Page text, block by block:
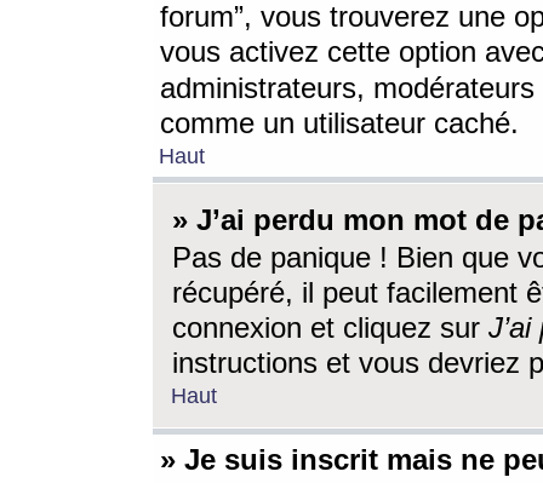
forum”, vous trouverez une
vous activez cette option
administrateurs,
comme un utilisateur caché.
Haut
» J’ai perdu mon mot de
Pas de panique ! Bien que
récupéré, il peut facilement
connexion et cliquez sur
instructions et vous devriez
Haut
» Je suis inscrit mais ne